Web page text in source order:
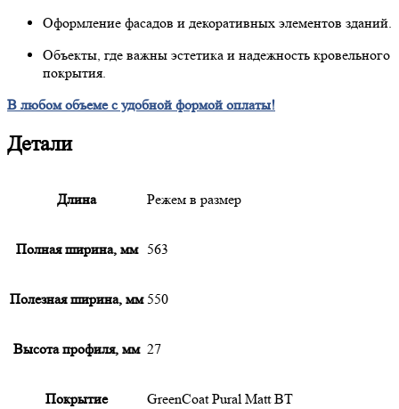
Оформление фасадов и декоративных элементов зданий.
Объекты, где важны эстетика и надежность кровельного
покрытия.
В любом объеме с удобной формой оплаты!
Детали
Длина Режем в размер
Полная ширина, мм 563
Полезная ширина, мм 550
Высота профиля, мм 27
Покрытие GreenCoat Pural Matt BT